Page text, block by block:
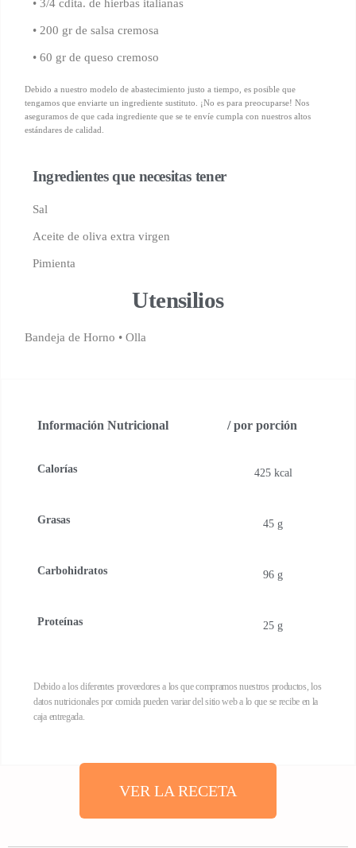
• 3/4 cdita. de hierbas italianas
• 200 gr de salsa cremosa
• 60 gr de queso cremoso
Debido a nuestro modelo de abastecimiento justo a tiempo, es posible que
tengamos que enviarte un ingrediente sustituto. ¡No es para preocuparse! Nos
aseguramos de que cada ingrediente que se te envíe cumpla con nuestros altos
estándares de calidad.
Ingredientes que necesitas tener
Sal
Aceite de oliva extra virgen
Pimienta
Utensilios
Bandeja de Horno • Olla
Información Nutricional / por porción
Calorías 425 kcal
Grasas 45 g
Carbohidratos 96 g
Proteínas 25 g
Debido a los diferentes proveedores a los que compramos nuestros productos, los
datos nutricionales por comida pueden variar del sitio web a lo que se recibe en la
caja entregada.
VER LA RECETA